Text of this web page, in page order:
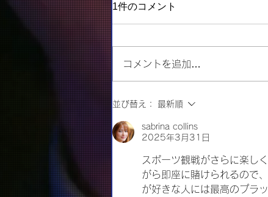
1件のコメント
コメントを追加…
並び替え： 最新順
sabrina collins
2025年3月31日
スポーツ観戦がさらに楽し
がら即座に賭けられるので
が好きな人には最高のプラ